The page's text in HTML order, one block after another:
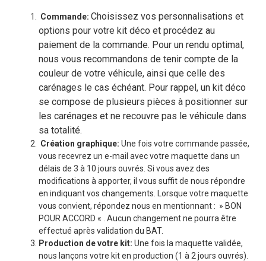
Commande: Choisissez vos personnalisations et
options pour votre kit déco et procédez au
paiement de la commande. Pour un rendu optimal,
nous vous recommandons de tenir compte de la
couleur de votre véhicule, ainsi que celle des
carénages le cas échéant. Pour rappel, un kit déco
se compose de plusieurs pièces à positionner sur
les carénages et ne recouvre pas le véhicule dans
sa totalité.
Création graphique: Une fois votre commande passée,
vous recevrez un e-mail avec votre maquette dans un
délais de 3 à 10 jours ouvrés. Si vous avez des
modifications à apporter, il vous suffit de nous répondre
en indiquant vos changements. Lorsque votre maquette
vous convient, répondez nous en mentionnant : » BON
POUR ACCORD « . Aucun changement ne pourra être
effectué après validation du BAT.
Production de votre kit: Une fois la maquette validée,
nous lançons votre kit en production (1 à 2 jours ouvrés).